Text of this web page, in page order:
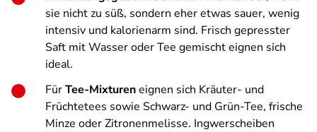
sie nicht zu süß, sondern eher etwas sauer, wenig
intensiv und kalorienarm sind. Frisch gepresster
Saft mit Wasser oder Tee gemischt eignen sich
ideal.
FürTee-Mixtureneignen sich Kräuter- und
Früchtetees sowie Schwarz- und Grün-Tee, frische
Minze oder Zitronenmelisse. Ingwerscheiben